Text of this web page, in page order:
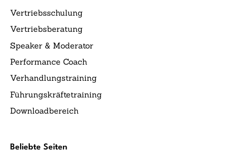
Vertriebsschulung
Vertriebsberatung
Speaker & Moderator
Performance Coach
Verhandlungstraining
Führungskräftetraining
Downloadbereich
Beliebte Seiten